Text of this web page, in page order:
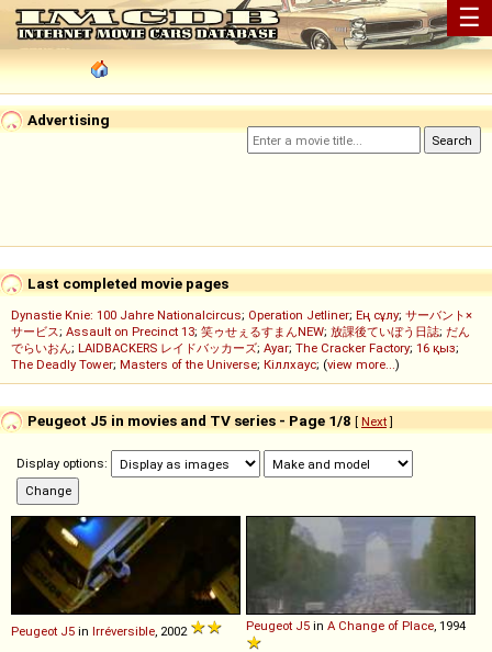
☰
Advertising
Last completed movie pages
Dynastie Knie: 100 Jahre Nationalcircus; Operation Jetliner; Ең сұлу; サーバント×
サービス; Assault on Precinct 13; 笑ゥせぇるすまんNEW; 放課後ていぼう日誌; だん
でらいおん; LAIDBACKERS レイドバッカーズ; Ayar; The Cracker Factory; 16 қыз;
The Deadly Tower; Masters of the Universe; Кіллхаус; (view more...)
Peugeot J5 in movies and TV series - Page 1/8 [ Next]
Display options:
Peugeot J5 in Irréversible , 2002 Peugeot J5 in A Change of Place , 1994